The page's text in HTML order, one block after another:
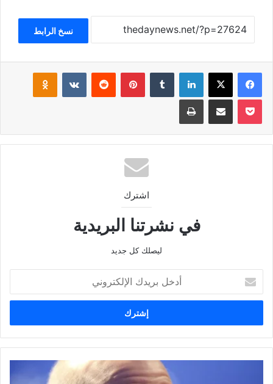
نسخ الرابط
فيسبوك ‫X لينكدإن بينتيريست
‫Pocket مشاركة عبر البريد طباعة
اشترك
في نشرتنا البريدية
ليصلك كل جديد
بريدك
الإلكتروني